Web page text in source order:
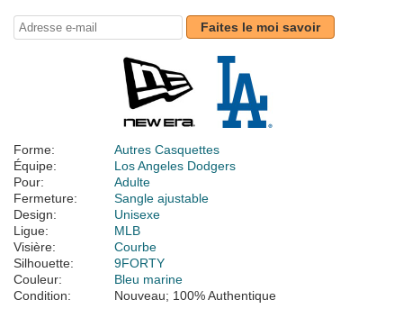
Faites le moi savoir
Forme:
Autres Casquettes
Équipe:
Los Angeles Dodgers
Pour:
Adulte
Fermeture:
Sangle ajustable
Design:
Unisexe
Ligue:
MLB
Visière:
Courbe
Silhouette:
9FORTY
Couleur:
Bleu marine
Condition:
Nouveau; 100% Authentique